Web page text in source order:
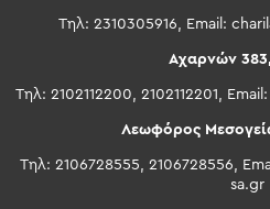
Τηλ: 2310305916, Email:
Αχαρνών
Τηλ: 2102112200, 2102112201, Email:
Λεωφόρος
Τηλ: 2106728555, 2106728556,
sa.gr